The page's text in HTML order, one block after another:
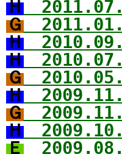
Ｈ
Ｇ
Ｈ
Ｈ
Ｇ
Ｈ
Ｇ
Ｈ
Ｅ